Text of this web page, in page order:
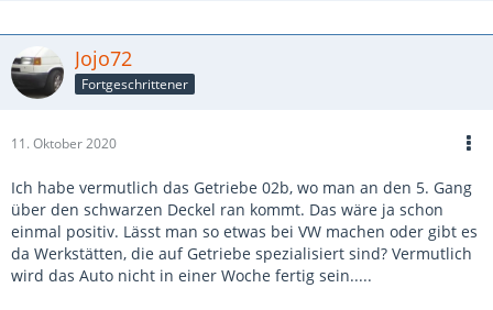
Jojo72
Fortgeschrittener
11. Oktober 2020
Ich habe vermutlich das Getriebe 02b, wo man an den 5. Gang
über den schwarzen Deckel ran kommt. Das wäre ja schon
einmal positiv. Lässt man so etwas bei VW machen oder gibt es
da Werkstätten, die auf Getriebe spezialisiert sind? Vermutlich
wird das Auto nicht in einer Woche fertig sein.....